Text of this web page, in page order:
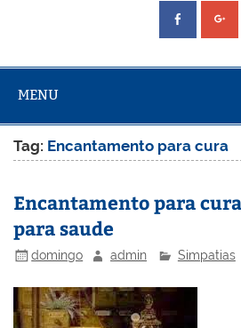
MENU
Tag: Encantamento para cura
Encantamento para
para saude
domingo admin Simpatias